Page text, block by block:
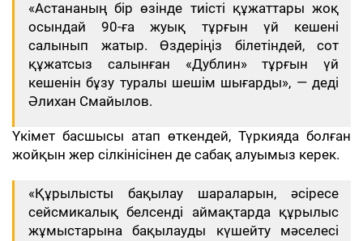
«Астананың бір өзінде тиісті құжаттары жоқ
осындай 90-ға жуық тұрғын үй кешені
салынып жатыр. Өздеріңіз білетіндей, сот
құжатсыз салынған «Дублин» тұрғын үй
кешенін бұзу туралы шешім шығарды», — деді
Әлихан Смайылов.
Үкімет басшысы атап өткендей, Түркияда болған
жойқын жер сілкінісінен де сабақ алуымыз керек.
«Құрылысты бақылау шараларын, әсіресе
сейсмикалық белсенді аймақтарда құрылыс
жұмыстарына бақылауды күшейту мәселесі